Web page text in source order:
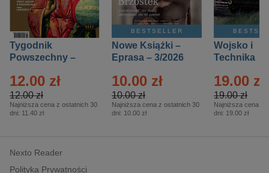
Tygodnik
Powszechny –
12.00 zł
12.00 zł
Najniższa cena z ostatnich 30
dni: 11.40 zł
BESTSELLER
Nowe Książki –
Eprasa – 3/2026
10.00 zł
10.00 zł
Najniższa cena z ostatnich 30
dni: 10.00 zł
Wojsko i
Technika
– 2/2026
19.00 zł
19.00 zł
Najniższa cena z
dni: 19.00 zł
Nexto Reader
Polityka Prywatności